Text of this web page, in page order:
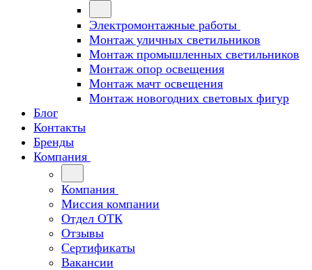
Электромонтажные работы
Монтаж уличных светильников
Монтаж промышленных светильников
Монтаж опор освещения
Монтаж мачт освещения
Монтаж новогодних световых фигур
Блог
Контакты
Бренды
Компания
Компания
Миссия компании
Отдел ОТК
Отзывы
Сертификаты
Вакансии